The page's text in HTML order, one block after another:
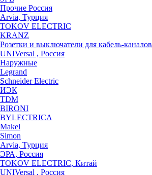
Прочие Россия
Arvia, Турция
TOKOV ELECTRIC
KRANZ
Розетки и выключатели для кабель-каналов
UNIVersal , Россия
Наружные
Legrand
Schneider Electric
ИЭК
TDM
BIRONI
BYLECTRICA
Makel
Simon
Arvia, Турция
ЭРА, Россия
TOKOV ELECTRIC, Китай
UNIVersal , Россия